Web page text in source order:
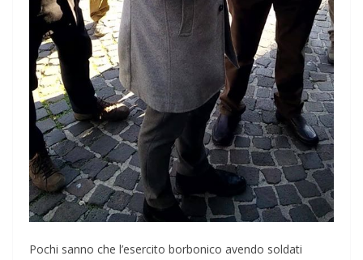
Pochi sanno che l’esercito borbonico avendo soldati